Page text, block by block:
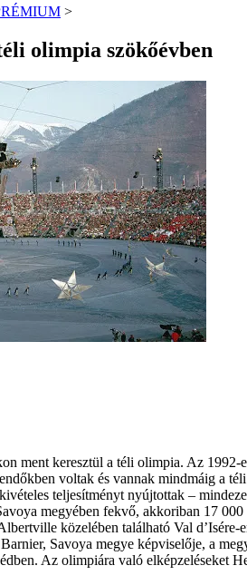
>
olimpia szökőévben
ment keresztül a téli olimpia. Az
voltak és vannak mindmáig a
teljesítményt nyújtottak –
megyében fekvő, akkoriban 17
közelében található Val
Savoya megye képviselője, a
Az olimpiára való elképzeléseket